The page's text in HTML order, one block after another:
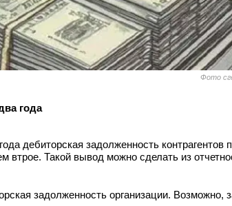
Фото
года
дебиторская задолженность контрагентов
Такой вывод можно сделать из
задолженность организации. Возможно,